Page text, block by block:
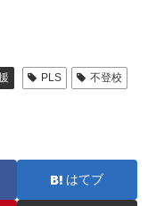
PLS
不登校
はてブ